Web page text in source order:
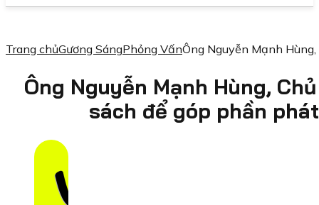
Trang chủGương SángPhỏng VấnÔng Nguyễn Mạnh
Ông Nguyễn Mạnh Hùng,
sách để góp phần